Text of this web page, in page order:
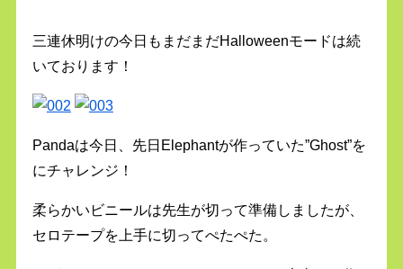
三連休明けの今日もまだまだHalloweenモードは続
いております！
Pandaは今日、先日Elephantが作っていた”Ghost”を
にチャレンジ！
柔らかいビニールは先生が切って準備しましたが、
セロテープを上手に切ってぺたぺた。